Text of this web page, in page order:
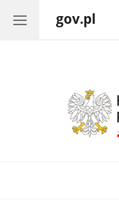
gov.pl